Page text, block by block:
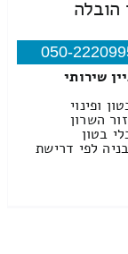
הובלה
050-
שירותי
ופינוי
השרון
בטון
לפי דרישת